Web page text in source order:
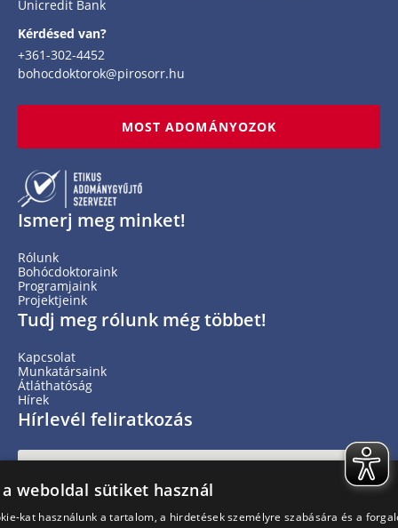
Unicredit Bank
Kérdésed van?
+361-302-4452
bohocdoktorok@pirosorr.hu
MOST ADOMÁNYOZOK
Ismerj meg minket!
Rólunk
Bohócdoktoraink
Programjaink
Projektjeink
Tudj meg rólunk még többet!
Kapcsolat
Munkatársaink
Átláthatóság
Hírek
Hírlevél feliratkozás
×
a weboldal sütiket használ
kat használunk a tartalom, a hirdetések személyre szabására és a